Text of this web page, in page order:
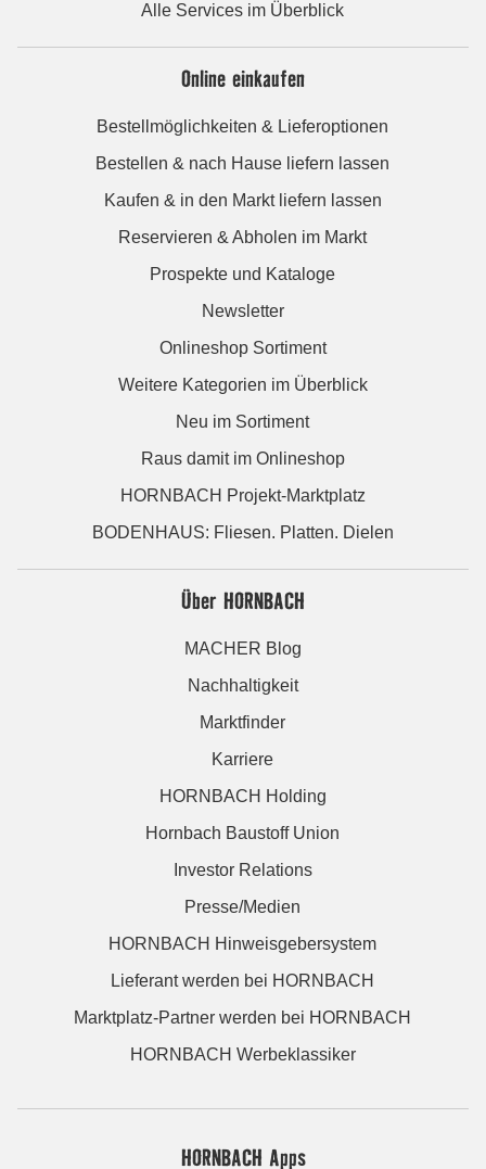
Alle Services im Überblick
Online einkaufen
Bestellmöglichkeiten & Lieferoptionen
Bestellen & nach Hause liefern lassen
Kaufen & in den Markt liefern lassen
Reservieren & Abholen im Markt
Prospekte und Kataloge
Newsletter
Onlineshop Sortiment
Weitere Kategorien im Überblick
Neu im Sortiment
Raus damit im Onlineshop
HORNBACH Projekt-Marktplatz
BODENHAUS: Fliesen. Platten. Dielen
Über HORNBACH
MACHER Blog
Nachhaltigkeit
Marktfinder
Karriere
HORNBACH Holding
Hornbach Baustoff Union
Investor Relations
Presse/Medien
HORNBACH Hinweisgebersystem
Lieferant werden bei HORNBACH
Marktplatz-Partner werden bei HORNBACH
HORNBACH Werbeklassiker
HORNBACH Apps